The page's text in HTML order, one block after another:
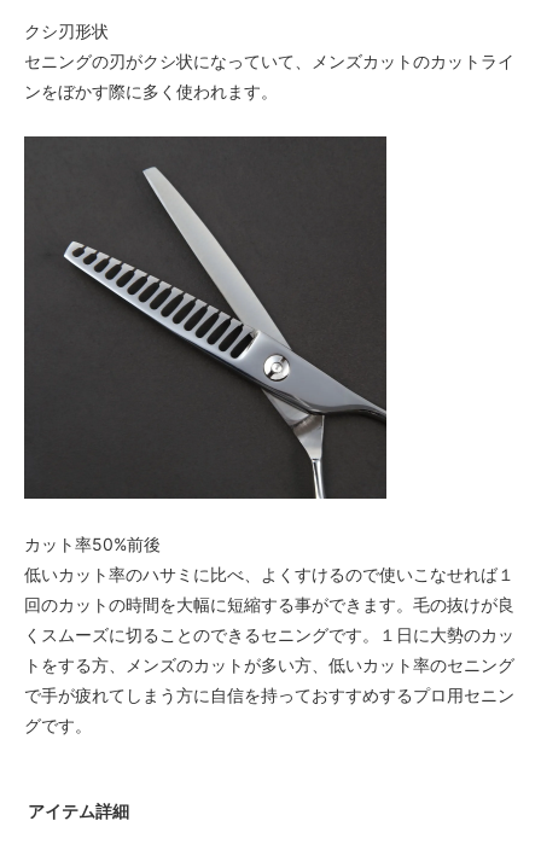
クシ刃形状
セニングの刃がクシ状になっていて、メンズカットのカットライ
ンをぼかす際に多く使われます。
カット率50%前後
低いカット率のハサミに比べ、よくすけるので使いこなせれば１
回のカットの時間を大幅に短縮する事ができます。毛の抜けが良
くスムーズに切ることのできるセニングです。１日に大勢のカッ
トをする方、メンズのカットが多い方、低いカット率のセニング
で手が疲れてしまう方に自信を持っておすすめするプロ用セニン
グです。
アイテム詳細